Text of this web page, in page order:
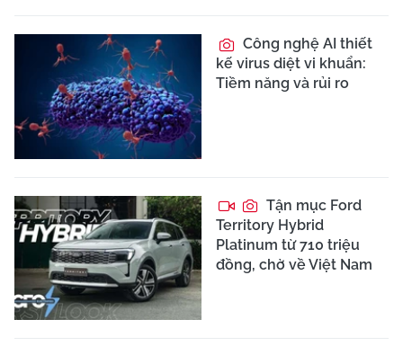
Công nghệ AI thiết
kế virus diệt vi khuẩn:
Tiềm năng và rủi ro
Tận mục Ford
Territory Hybrid
Platinum từ 710 triệu
đồng, chờ về Việt Nam